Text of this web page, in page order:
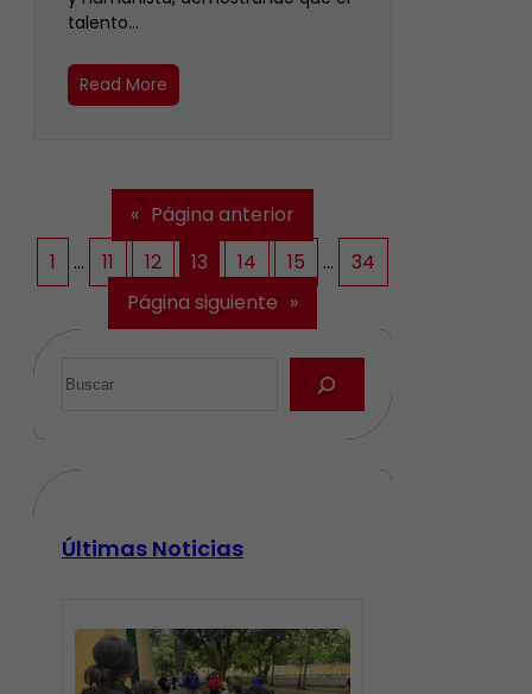
talento…
Read More
« Página anterior
1
… 11 12 13 14 15 …
34
Página siguiente »
Últimas Noticias